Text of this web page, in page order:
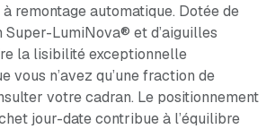
remontage automatique. Dotée de
Super-LumiNova® et d’aiguilles
la lisibilité exceptionnelle
vous n’avez qu’une fraction de
votre cadran. Le positionnement
jour-date contribue à l’équilibre